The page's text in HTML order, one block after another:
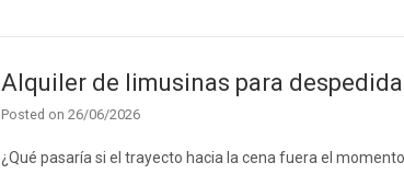
Alquiler de limusinas para
Posted on 26/06/2026
¿Qué pasaría si el trayecto hacia la cena fuera el